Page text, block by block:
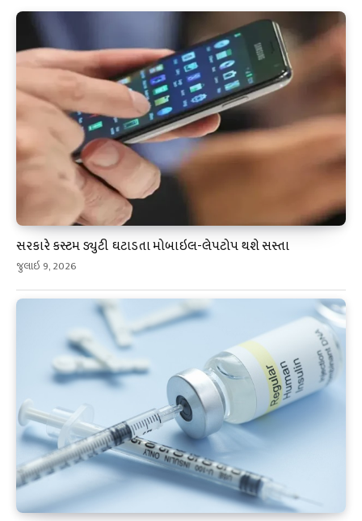
સરકારે કસ્ટમ ડ્યુટી ઘટાડતા મોબાઇલ-લેપટોપ થશે સસ્તા
જુલાઇ 9, 2026